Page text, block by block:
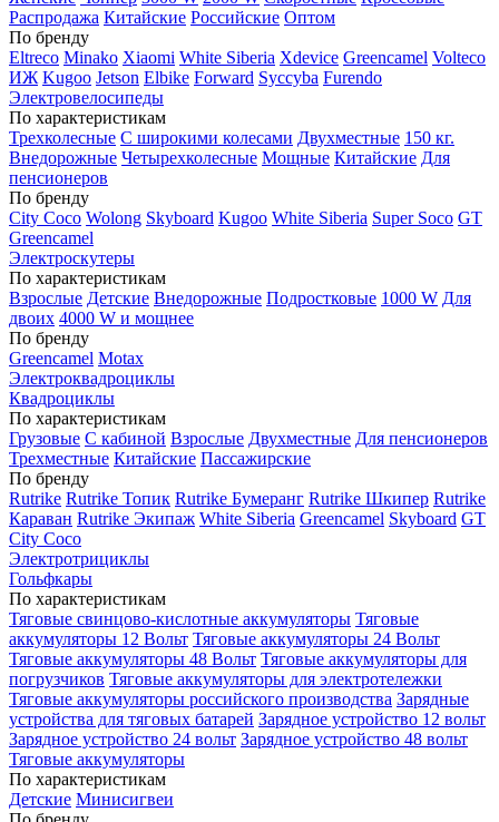
Распродажа Китайские Российские Оптом
По бренду
Eltreco Minako Xiaomi White Siberia Xdevice Greencamel Volteco
ИЖ Kugoo Jetson Elbike Forward Syccyba Furendo
Электровелосипеды
По характеристикам
Трехколесные С широкими колесами Двухместные 150 кг.
Внедорожные Четырехколесные Мощные Китайские Для
пенсионеров
По бренду
City Coco Wolong Skyboard Kugoo White Siberia Super Soco GT
Greencamel
Электроскутеры
По характеристикам
Взрослые Детские Внедорожные Подростковые 1000 W Для
двоих 4000 W и мощнее
По бренду
Greencamel Motax
Электроквадроциклы
Квадроциклы
По характеристикам
Грузовые С кабиной Взрослые Двухместные Для пенсионеров
Трехместные Китайские Пассажирские
По бренду
Rutrike Rutrike Топик Rutrike Бумеранг Rutrike Шкипер Rutrike
Караван Rutrike Экипаж White Siberia Greencamel Skyboard GT
City Coco
Электротрициклы
Гольфкары
По характеристикам
Тяговые свинцово-кислотные аккумуляторы Тяговые
аккумуляторы 12 Вольт Тяговые аккумуляторы 24 Вольт
Тяговые аккумуляторы 48 Вольт Тяговые аккумуляторы для
погрузчиков Тяговые аккумуляторы для электротележки
Тяговые аккумуляторы российского производства Зарядные
устройства для тяговых батарей Зарядное устройство 12 вольт
Зарядное устройство 24 вольт Зарядное устройство 48 вольт
Тяговые аккумуляторы
По характеристикам
Детские Минисигвеи